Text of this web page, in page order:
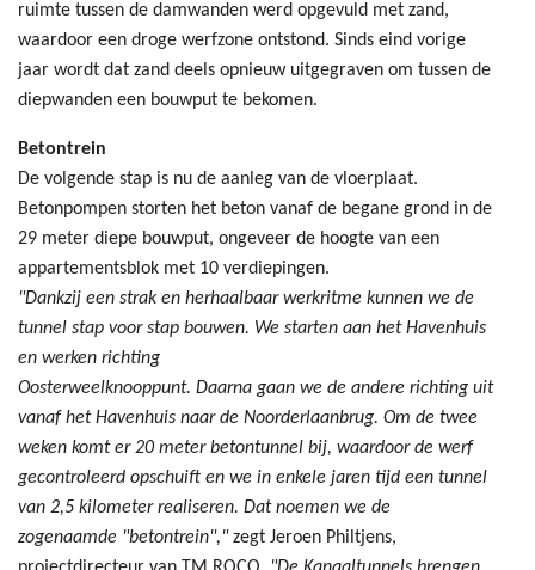
ruimte tussen de damwanden werd opgevuld met zand,
waardoor een droge werfzone ontstond. Sinds eind vorige
jaar wordt dat zand deels opnieuw uitgegraven om tussen de
diepwanden een bouwput te bekomen.
Betontrein
De volgende stap is nu de aanleg van de vloerplaat.
Betonpompen storten het beton vanaf de begane grond in de
29 meter diepe bouwput, ongeveer de hoogte van een
appartementsblok met 10 verdiepingen.
"Dankzij een strak en herhaalbaar werkritme kunnen we de
tunnel stap voor stap bouwen. We starten aan het Havenhuis
en werken richting
Oosterweelknooppunt. Daarna gaan we de andere richting uit
vanaf het Havenhuis naar de Noorderlaanbrug. Om de twee
weken komt er 20 meter betontunnel bij, waardoor de werf
gecontroleerd opschuift en we in enkele jaren tijd een tunnel
van 2,5 kilometer realiseren. Dat noemen we de
zogenaamde "betontrein"," zegt Jeroen Philtjens,